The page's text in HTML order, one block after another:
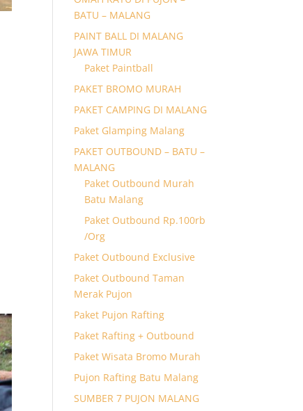
BATU – MALANG
PAINT BALL DI MALANG
JAWA TIMUR
Paket Paintball
PAKET BROMO MURAH
PAKET CAMPING DI MALANG
Paket Glamping Malang
PAKET OUTBOUND – BATU –
MALANG
Paket Outbound Murah
Batu Malang
Paket Outbound Rp.100rb
/Org
Paket Outbound Exclusive
Paket Outbound Taman
Merak Pujon
Paket Pujon Rafting
Paket Rafting + Outbound
Paket Wisata Bromo Murah
Pujon Rafting Batu Malang
SUMBER 7 PUJON MALANG